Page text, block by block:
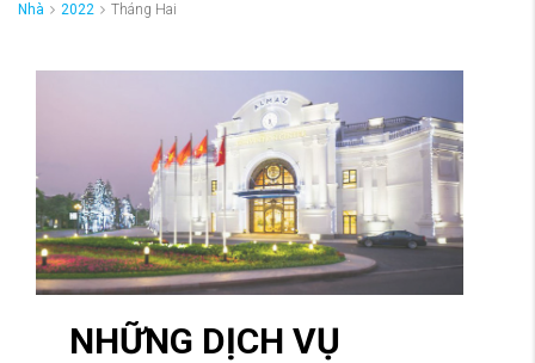
Nhà 2022 Tháng Hai
NHỮNG DỊCH VỤ